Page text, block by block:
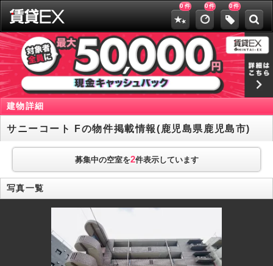
0 件 0件 0件
建物詳細
サニーコート Fの物件掲載情報(鹿児島県鹿児島市)
募集中の空室を2件表示しています
写真一覧